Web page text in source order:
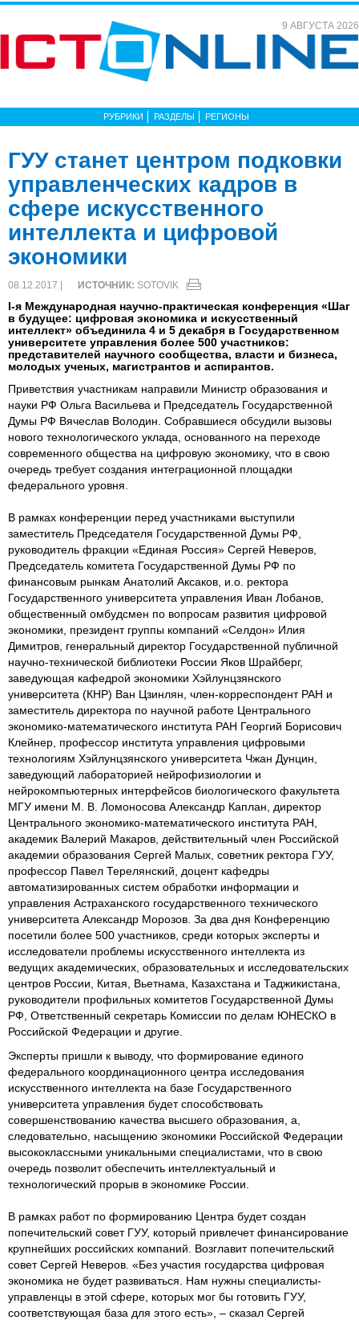
9 АВГУСТА 2026
РУБРИКИ РАЗДЕЛЫ РЕГИОНЫ
ГУУ станет центром подковки
управленческих кадров в
сфере искусственного
интеллекта и цифровой
экономики
08.12.2017 | ИСТОЧНИК: SOTOVIK
I-я Международная научно-практическая конференция «Шаг
в будущее: цифровая экономика и искусственный
интеллект» объединила 4 и 5 декабря в Государственном
университете управления более 500 участников:
представителей научного сообщества, власти и бизнеса,
молодых ученых, магистрантов и аспирантов.
Приветствия участникам направили Министр образования и
науки РФ Ольга Васильева и Председатель Государственной
Думы РФ Вячеслав Володин. Собравшиеся обсудили вызовы
нового технологического уклада, основанного на переходе
современного общества на цифровую экономику, что в свою
очередь требует создания интеграционной площадки
федерального уровня.
В рамках конференции перед участниками выступили
заместитель Председателя Государственной Думы РФ,
руководитель фракции «Единая Россия» Сергей Неверов,
Председатель комитета Государственной Думы РФ по
финансовым рынкам Анатолий Аксаков, и.о. ректора
Государственного университета управления Иван Лобанов,
общественный омбудсмен по вопросам развития цифровой
экономики, президент группы компаний «Селдон» Илия
Димитров, генеральный директор Государственной публичной
научно-технической библиотеки России Яков Шрайберг,
заведующая кафедрой экономики Хэйлунцзянского
университета (КНР) Ван Цзинлян, член-корреспондент РАН и
заместитель директора по научной работе Центрального
экономико-математического института РАН Георгий Борисович
Клейнер, профессор института управления цифровыми
технологиям Хэйлунцзянского университета Чжан Дунцин,
заведующий лабораторией нейрофизиологии и
нейрокомпьютерных интерфейсов биологического факультета
МГУ имени М. В. Ломоносова Александр Каплан, директор
Центрального экономико-математического института РАН,
академик Валерий Макаров, действительный член Российской
академии образования Сергей Малых, советник ректора ГУУ,
профессор Павел Терелянский, доцент кафедры
автоматизированных систем обработки информации и
управления Астраханского государственного технического
университета Александр Морозов. За два дня Конференцию
посетили более 500 участников, среди которых эксперты и
исследователи проблемы искусственного интеллекта из
ведущих академических, образовательных и исследовательских
центров России, Китая, Вьетнама, Казахстана и Таджикистана,
руководители профильных комитетов Государственной Думы
РФ, Ответственный секретарь Комиссии по делам ЮНЕСКО в
Российской Федерации и другие.
Эксперты пришли к выводу, что формирование единого
федерального координационного центра исследования
искусственного интеллекта на базе Государственного
университета управления будет способствовать
совершенствованию качества высшего образования, а,
следовательно, насыщению экономики Российской Федерации
высококлассными уникальными специалистами, что в свою
очередь позволит обеспечить интеллектуальный и
технологический прорыв в экономике России.
В рамках работ по формированию Центра будет создан
попечительский совет ГУУ, который привлечет финансирование
крупнейших российских компаний. Возглавит попечительский
совет Сергей Неверов. «Без участия государства цифровая
экономика не будет развиваться. Нам нужны специалисты-
управленцы в этой сфере, которых мог бы готовить ГУУ,
соответствующая база для этого есть», – сказал Сергей